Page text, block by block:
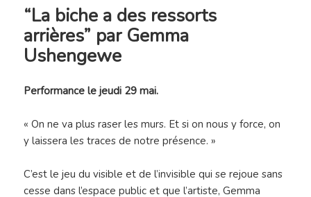
“La biche a des ressorts
arrières” par Gemma
Ushengewe
Performance le jeudi 29 mai.
« On ne va plus raser les murs. Et si on nous y force, on
y laissera les traces de notre présence. »
C’est le jeu du visible et de l’invisible qui se rejoue sans
cesse dans l’espace public et que l’artiste, Gemma